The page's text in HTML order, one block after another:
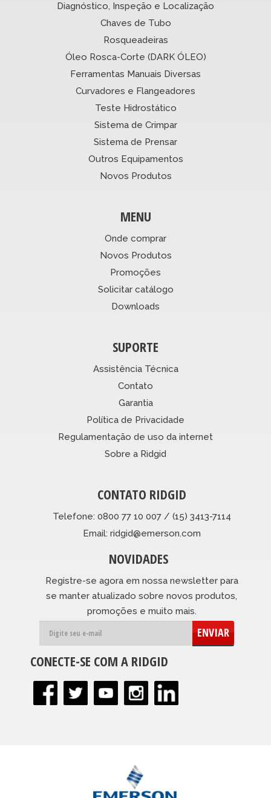
Diagnóstico, Inspeção e Localização
Chaves de Tubo
Rosqueadeiras
Óleo Rosca-Corte (DARK ÓLEO)
Ferramentas Manuais Diversas
Curvadores e Flangeadores
Teste Hidrostático
Sistema de Crimpar
Sistema de Prensar
Outros Equipamentos
Novos Produtos
MENU
Onde comprar
Novos Produtos
Promoções
Solicitar catálogo
Downloads
SUPORTE
Assistência Técnica
Contato
Garantia
Política de Privacidade
Regulamentação de uso da internet
Sobre a Ridgid
CONTATO RIDGID
Telefone: 0800 77 10 007 / (15) 3413-7114
Email: ridgid@emerson.com
NOVIDADES
Registre-se agora em nossa newsletter para
se manter atualizado sobre novos produtos,
promoções e muito mais.
ENVIAR
CONECTE-SE COM A RIDGID